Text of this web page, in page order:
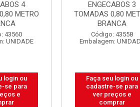
3
METRO
43558
UNIDADE
login ou
se para
e
PP 2P+T 3X0,75MM
METROS
Código: 43573
Embalagem:
Faça seu login ou
cadastre-se para
ver preços e
comprar